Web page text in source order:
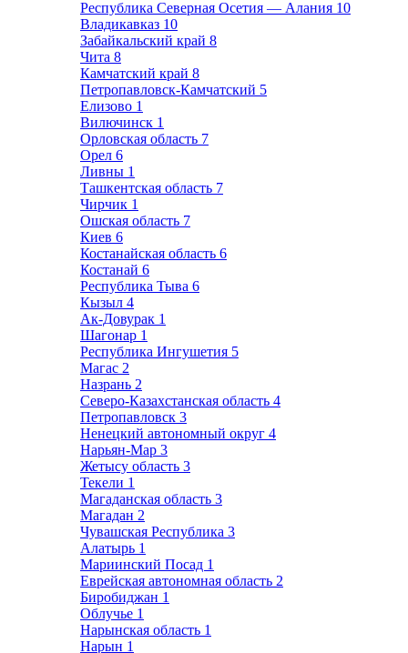
Республика Северная Осетия — Алания 10
Владикавказ 10
Забайкальский край 8
Чита 8
Камчатский край 8
Петропавловск-Камчатский 5
Елизово 1
Вилючинск 1
Орловская область 7
Орел 6
Ливны 1
Ташкентская область 7
Чирчик 1
Ошская область 7
Киев 6
Костанайская область 6
Костанай 6
Республика Тыва 6
Кызыл 4
Ак-Довурак 1
Шагонар 1
Республика Ингушетия 5
Магас 2
Назрань 2
Северо-Казахстанская область 4
Петропавловск 3
Ненецкий автономный округ 4
Нарьян-Мар 3
Жетысу область 3
Текели 1
Магаданская область 3
Магадан 2
Чувашская Республика 3
Алатырь 1
Мариинский Посад 1
Еврейская автономная область 2
Биробиджан 1
Облучье 1
Нарынская область 1
Нарын 1